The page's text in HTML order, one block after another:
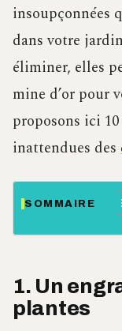
insoupçonnées
dans votre
éliminer, elles
mine d’or pour
proposons ici
inattendues des
SOMMAIRE
1. Un
plantes